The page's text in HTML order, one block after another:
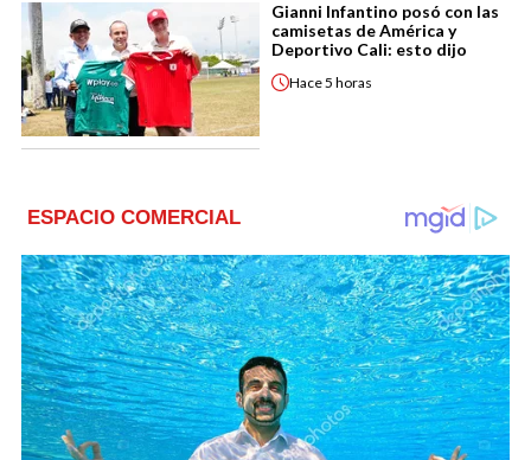
Gianni Infantino posó con las
camisetas de América y
Deportivo Cali: esto dijo
Hace5 horas